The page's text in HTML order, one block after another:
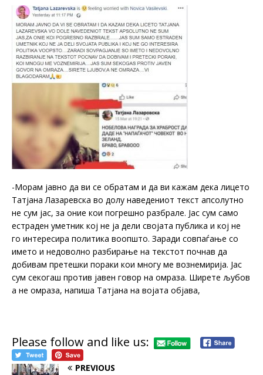
-Морам јавно да ви се обратам и да ви кажам дека лицето
Татјана Лазаревска во долу наведениот текст апсолутно
не сум јас, за оние кои погрешно разбрале. Јас сум само
естраден уметник кој не ја дели својата публика и кој не
го интересира политика воопшто. Заради совпаѓање со
името и недоволно разбирање на текстот почнав да
добивам претешки пораки кои многу ме вознемирија. Јас
сум секогаш против јавен говор на омраза. Ширете љубов
а не омраза, напиша Татјана на војата објава,
Please follow and like us:
PREVIOUS